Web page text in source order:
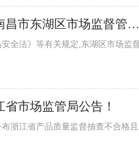
6批次不符合规定的大碗（复用餐饮具）等食品使用企业被南昌市东湖区市场监督管理局 通告！
市场监管局公告！